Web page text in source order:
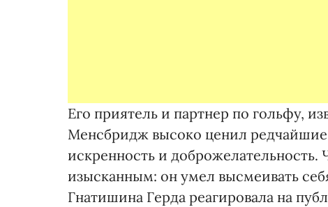
Его приятель и партнер по гольфу,
Менсбридж высоко ценил редчайшие
искренность и
изысканным: он умел высмеивать
Гнатишина Герда реагировала на